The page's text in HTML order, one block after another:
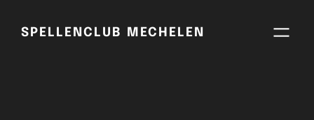
SPELLENCLUB MECHELEN